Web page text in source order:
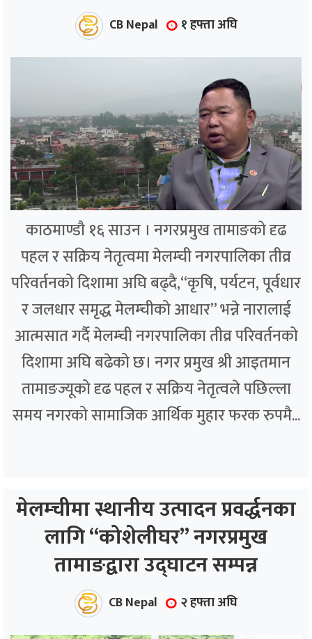
CB Nepal १ हफ्ता अघि
काठमाण्डौ १६ साउन । नगरप्रमुख तामाङको दृढ
पहल र सक्रिय नेतृत्वमा मेलम्ची नगरपालिका तीव्र
परिवर्तनको दिशामा अघि बढ्दै,“कृषि, पर्यटन, पूर्वधार
र जलधार समृद्ध मेलम्चीको आधार” भन्ने नारालाई
आत्मसात गर्दै मेलम्ची नगरपालिका तीव्र परिवर्तनको
दिशामा अघि बढेको छ। नगर प्रमुख श्री आइतमान
तामाङज्यूको दृढ पहल र सक्रिय नेतृत्वले पछिल्ला
समय नगरको सामाजिक आर्थिक मुहार फरक रुपमै...
मेलम्चीमा स्थानीय उत्पादन प्रवर्द्धनका
लागि “कोशेलीघर” नगरप्रमुख
तामाङद्वारा उद्घाटन सम्पन्न
CB Nepal २ हफ्ता अघि